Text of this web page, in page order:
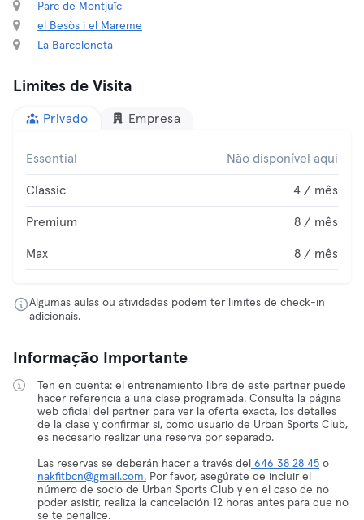
Parc de Montjuïc
el Besòs i el Mareme
La Barceloneta
Limites de Visita
Privado Empresa
Essential Não disponível aqui
Classic 4 / mês
Premium 8 / mês
Max 8 / mês
Algumas aulas ou atividades podem ter limites de check-in
adicionais.
Informação Importante
Ten en cuenta: el entrenamiento libre de este partner puede
hacer referencia a una clase programada. Consulta la página
web oficial del partner para ver la oferta exacta, los detalles
de la clase y confirmar si, como usuario de Urban Sports Club,
es necesario realizar una reserva por separado.
Las reservas se deberán hacer a través del 646 38 28 45 o
nakfitbcn@gmail.com. Por favor, asegúrate de incluir el
número de socio de Urban Sports Club y en el caso de no
poder asistir, realiza la cancelación 12 horas antes para que no
se te penalice.